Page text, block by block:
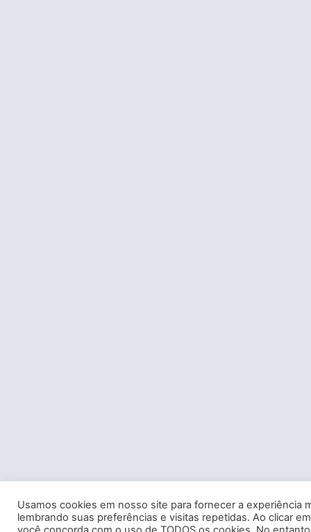
Usamos cookies em nosso site para fornecer a experiência
lembrando suas preferências e visitas repetidas. Ao clicar